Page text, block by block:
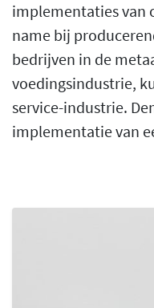
implementaties van
name bij
bedrijven in de
voedingsindustrie,
service-industrie.
implementatie van